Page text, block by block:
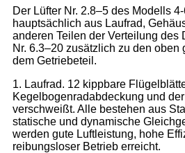
Der Lüfter Nr. 2.8–5 des Modells
hauptsächlich aus Laufrad,
anderen Teilen der Verteilung des
Nr. 6.3–20 zusätzlich zu den oben
dem Getriebeteil.
1. Laufrad. 12 kippbare
Kegelbogenradabdeckung und
verschweißt. Alle bestehen aus
statische und dynamische
werden gute Luftleistung, hohe
reibungsloser Betrieb erreicht.